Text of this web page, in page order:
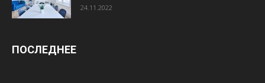
24.11.2022
ПОСЛЕДНЕЕ